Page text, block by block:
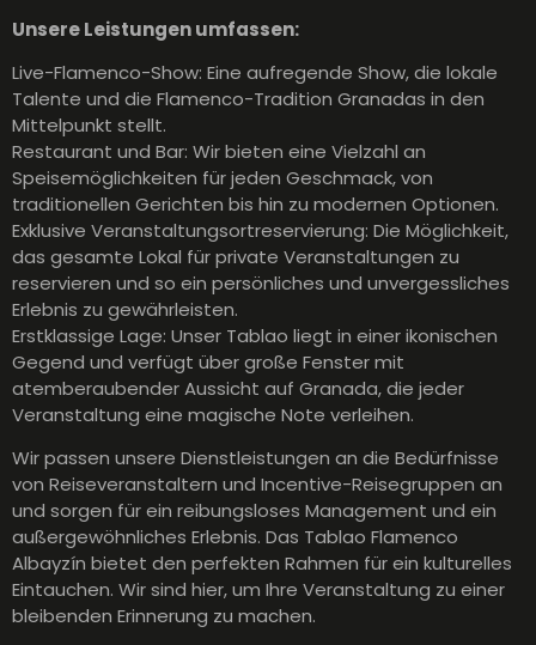
Unsere Leistungen umfassen:
Live-Flamenco-Show: Eine aufregende Show, die lokale
Talente und die Flamenco-Tradition Granadas in den
Mittelpunkt stellt.
Restaurant und Bar: Wir bieten eine Vielzahl an
Speisemöglichkeiten für jeden Geschmack, von
traditionellen Gerichten bis hin zu modernen Optionen.
Exklusive Veranstaltungsortreservierung: Die Möglichkeit,
das gesamte Lokal für private Veranstaltungen zu
reservieren und so ein persönliches und unvergessliches
Erlebnis zu gewährleisten.
Erstklassige Lage: Unser Tablao liegt in einer ikonischen
Gegend und verfügt über große Fenster mit
atemberaubender Aussicht auf Granada, die jeder
Veranstaltung eine magische Note verleihen.
Wir passen unsere Dienstleistungen an die Bedürfnisse
von Reiseveranstaltern und Incentive-Reisegruppen an
und sorgen für ein reibungsloses Management und ein
außergewöhnliches Erlebnis. Das Tablao Flamenco
Albayzín bietet den perfekten Rahmen für ein kulturelles
Eintauchen. Wir sind hier, um Ihre Veranstaltung zu einer
bleibenden Erinnerung zu machen.